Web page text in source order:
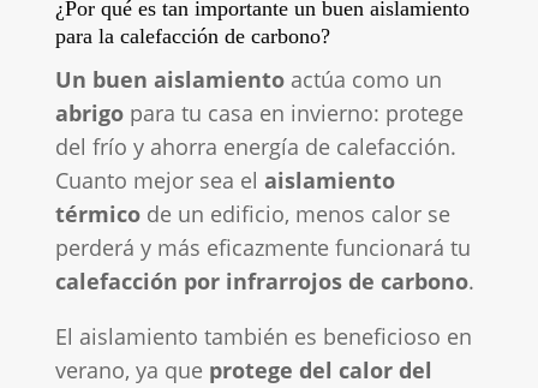
¿Por qué es tan importante un buen aislamiento
para la calefacción de carbono?
Un buen aislamientoactúa como un
abrigopara tu casa en invierno: protege
del frío y ahorra energía de calefacción.
Cuanto mejor sea el aislamiento
térmicode un edificio, menos calor se
perderá y más eficazmente funcionará tu
calefacción por infrarrojos de carbono.
El aislamiento también es beneficioso en
verano, ya que protege del calor del